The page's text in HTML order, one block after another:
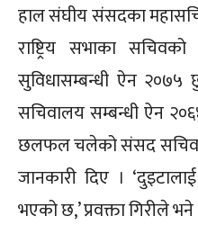
हाल संघीय संसदका
राष्ट्रिय सभाका
सुविधासम्बन्धी ऐन
सचिवालय सम्बन्धी ऐन
छलफल चलेको संसद
जानकारी दिए ।
भएको छ,’ प्रवक्ता गिरीले भने